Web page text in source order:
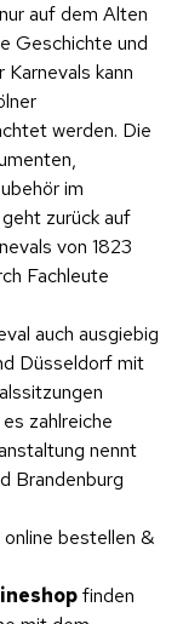
auf dem Alten
Geschichte und
kann
werden. Die
im
zurück auf
von 1823
Fachleute
auch ausgiebig
Düsseldorf mit
zahlreiche
nennt
Brandenburg
bestellen &
finden